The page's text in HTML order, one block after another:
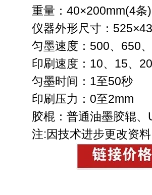
重量：40×200mm(4
仪器外形尺寸：
匀墨速度：500、650
印刷速度：10、15、
匀墨时间：1至50秒
印刷压力：0至2mm
胶棍：普通油墨胶辊
注:因技术进步更改资